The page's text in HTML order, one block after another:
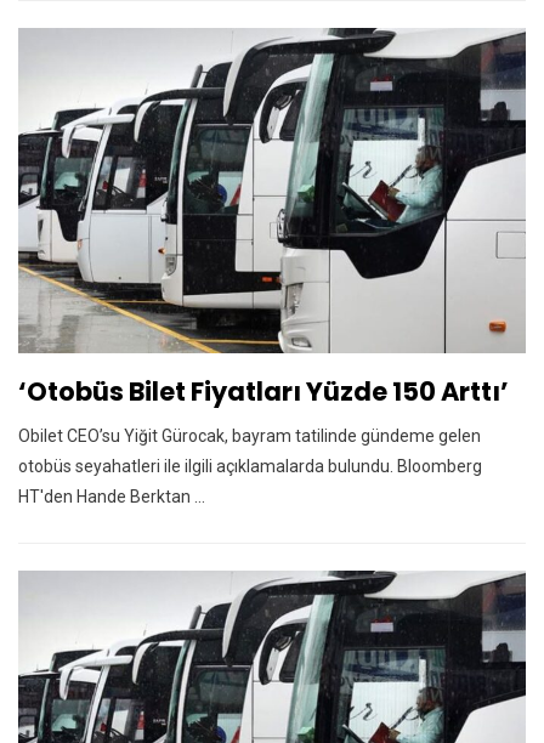
‘Otobüs Bilet Fiyatları Yüzde 150 Arttı’
Obilet CEO’su Yiğit Gürocak, bayram tatilinde gündeme gelen
otobüs seyahatleri ile ilgili açıklamalarda bulundu. Bloomberg
HT'den Hande Berktan ...